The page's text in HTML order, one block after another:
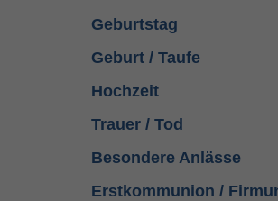
Geburtstag
Geburt / Taufe
Hochzeit
Trauer / Tod
Besondere Anlässe
Erstkommunion /